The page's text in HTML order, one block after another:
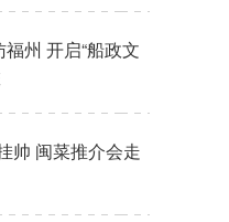
福州 开启“船政文
帅 闽菜推介会走